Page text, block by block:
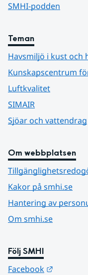
SMHI-podden
Teman
Havsmiljö i kust och
Kunskapscentrum
Luftkvalitet
SIMAIR
Sjöar och vattendrag
Om webbplatsen
Kakor på smhi.se
Hantering av
Om smhi.se
Följ SMHI
Facebook